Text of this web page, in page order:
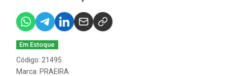
Em Estoque
Código: 21495
Marca: PRAEIRA